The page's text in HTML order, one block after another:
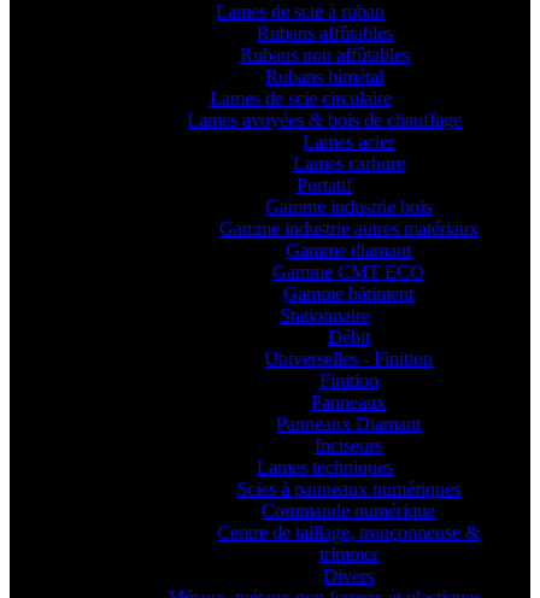
Lames de scie à ruban
Rubans affûtables
Rubans non affûtables
Rubans bimétal
Lames de scie circulaire
Lames avoyées & bois de chauffage
Lames acier
Lames carbure
Portatif
Gamme industrie bois
Gamme industrie autres matériaux
Gamme diamant
Gamme CMT ECO
Gamme bâtiment
Stationnaire
Débit
Universelles - Finition
Finition
Panneaux
Panneaux Diamant
Inciseurs
Lames techniques
Scies à panneaux numériques
Commande numérique
Centre de taillage, tronçonneuse &
trimmer
Divers